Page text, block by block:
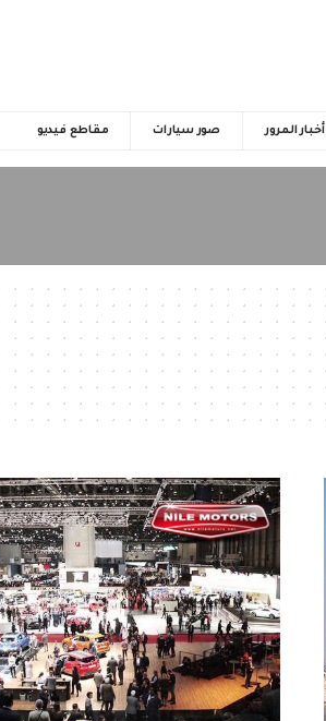
أخبار المرور صور سيارات مقاطع فيديو